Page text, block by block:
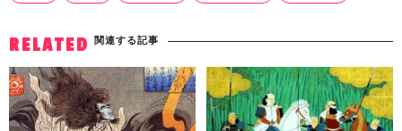
RELATED 関連する記事